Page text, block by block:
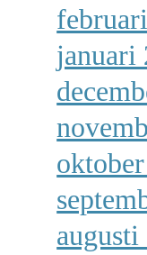
januari
augusti